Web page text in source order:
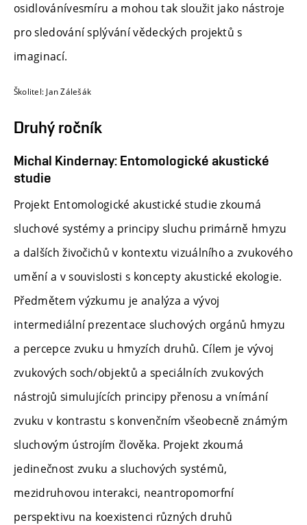
osidlovánívesmíru a mohou tak sloužit jako nástroje
pro sledování splývání vědeckých projektů s
imaginací.
Školitel: Jan Zálešák
Druhý ročník
Michal Kindernay: Entomologické akustické
studie
Projekt Entomologické akustické studie zkoumá
sluchové systémy a principy sluchu primárně hmyzu
a dalších živočichů v kontextu vizuálního a zvukového
umění a v souvislosti s koncepty akustické ekologie.
Předmětem výzkumu je analýza a vývoj
intermediální prezentace sluchových orgánů hmyzu
a percepce zvuku u hmyzích druhů. Cílem je vývoj
zvukových soch/objektů a speciálních zvukových
nástrojů simulujících principy přenosu a vnímání
zvuku v kontrastu s konvenčním všeobecně známým
sluchovým ústrojím člověka. Projekt zkoumá
jedinečnost zvuku a sluchových systémů,
mezidruhovou interakci, neantropomorfní
perspektivu na koexistenci různých druhů